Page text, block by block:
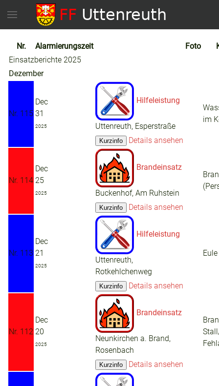
Nr. Alarmierungszeit Foto
Einsatzberichte 2025
Dezember
Nr. 115
Dec
31
2025
Hilfeleistung
Uttenreuth, Esperstraße
Details ansehen
im
Nr. 114
Dec
25
2025
Brandeinsatz
Buckenhof, Am Ruhstein
Details ansehen
Nr. 113
Dec
21
2025
Hilfeleistung
Uttenreuth,
Rotkehlchenweg
Details ansehen
Nr. 112
Dec
20
2025
Brandeinsatz
Neunkirchen a. Brand,
Rosenbach
Details ansehen